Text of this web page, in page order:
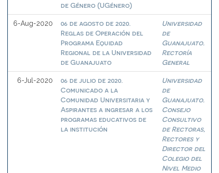
de Género (UGénero)
6-Aug-2020
06 de agosto de 2020.
Reglas de Operación del
Programa Equidad
Regional de la Universidad
de Guanajuato
Universidad
de
Guanajuato.
Rectoría
General
6-Jul-2020
06 de julio de 2020.
Comunicado a la
Comunidad Universitaria y
Aspirantes a ingresar a los
programas educativos de
la institución
Universidad
de
Guanajuato.
Consejo
Consultivo
de Rectoras,
Rectores y
Director del
Colegio del
Nivel Medio